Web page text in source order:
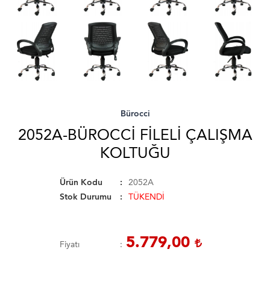
Bürocci
2052A-BÜROCCI FILELI ÇALIŞMA
KOLTUĞU
Ürün Kodu
2052A
Stok Durumu
TÜKENDİ
Fiyatı 5.779,00